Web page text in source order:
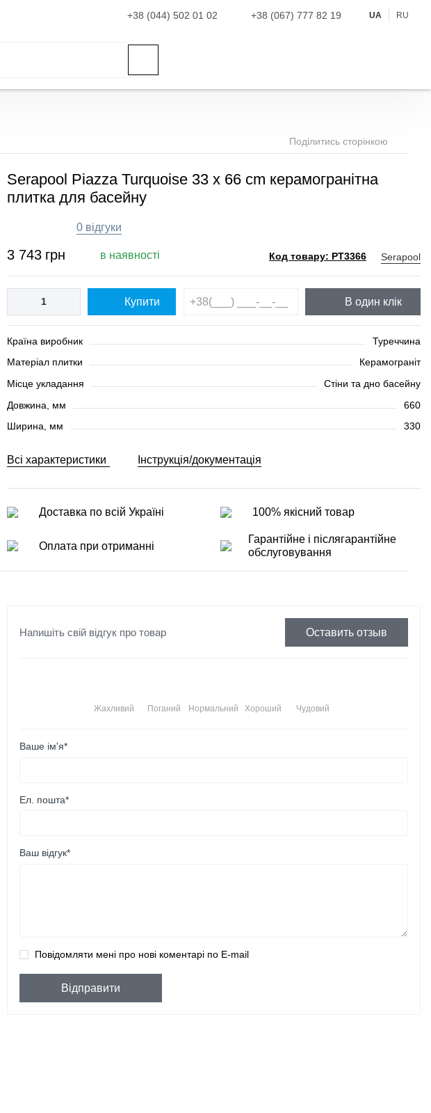
+38 (044) 502 01 02 +38 (067) 777 82 19 UA RU
Поділитись сторінкою
Serapool Piazza Turquoise 33 x 66 cm керамогранітна
плитка для басейну
0 відгуки
3 743 грн в наявності Код товару: PT3366 Serapool
Купити В один клік
Країна виробник Туреччина
Матеріал плитки Керамограніт
Місце укладання Стіни та дно басейну
Довжина, мм 660
Ширина, мм 330
Всі характеристики Інструкція/документація
Доставка по всій Україні 100% якісний товар
Оплата при отриманні
Гарантійне і післягарантійне
обслуговування
Напишіть свій відгук про товар Оставить отзыв
Чудовий
Хороший
Нормальний
Поганий
Жахливий
Ваше ім'я*
Ел. пошта*
Ваш відгук*
Повідомляти мені про нові коментарі по E-mail
Відправити